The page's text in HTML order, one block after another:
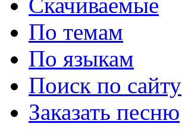
По темам
По языкам
Поиск по сайту
Заказать песню